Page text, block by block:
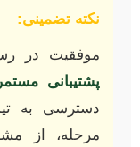
نکته تضمینی:
موفقیت در
پشتیبانی
دسترسی به
مرحله، از